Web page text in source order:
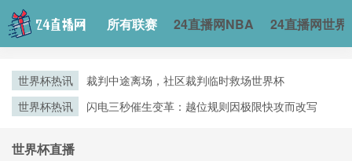
所有联赛 24直播网NBA 24直播网世界
世界杯热讯
裁判中途离场，社区裁判临时救场世界杯
世界杯热讯
闪电三秒催生变革：越位规则因极限快攻而改写
世界杯直播